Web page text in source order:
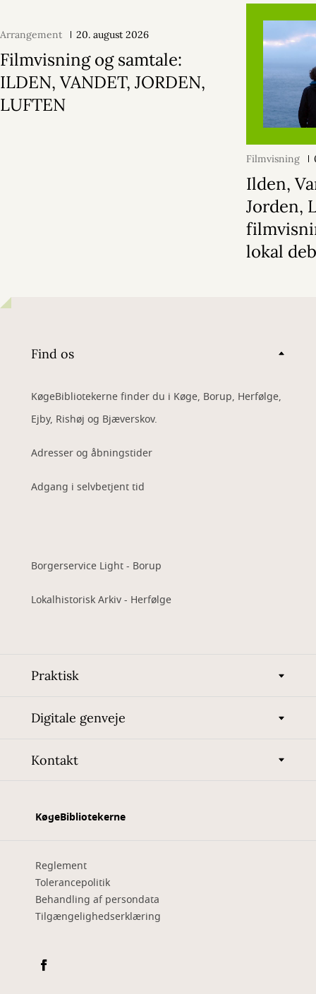
Arrangement 20. august 2026
Filmvisning og samtale:
ILDEN, VANDET, JORDEN,
LUFTEN
Filmvisning
Ilden,
Jorden,
lokal
Find os
KøgeBibliotekerne finder du i Køge, Borup, Herfølge,
Ejby, Rishøj og Bjæverskov.
Adresser og åbningstider
Adgang i selvbetjent tid
Borgerservice Light - Borup
Lokalhistorisk Arkiv - Herfølge
Praktisk
Digitale genveje
Kontakt
KøgeBibliotekerne
Reglement
Tolerancepolitik
Behandling af persondata
Tilgængelighedserklæring